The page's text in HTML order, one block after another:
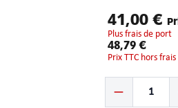
41,00 €
plus frais de port
48,79 €
Prix TTC hors
Quantité de